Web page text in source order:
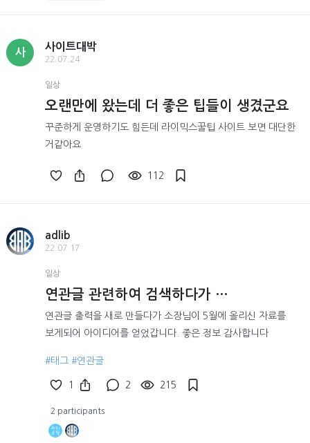
사
사이트대박
22.07.24
일상
오랜만에 왔는데 더 좋은 팁들이 생겼군요
꾸준하게 운영하기도 힘든데 라이믹스꿀팁 사이트 보면 대단한
거같아요
112
adlib
22.07.17
일상
연관글 관련하여 검색하다가 …
연관글 출력을 새로 만들다가 소장님이 5월에 올리신 자료를
보게되어 아이디어를 얻었갑니다. 좋은 정보 감사합니다
#태그 #연관글
1 2 215
2 participants